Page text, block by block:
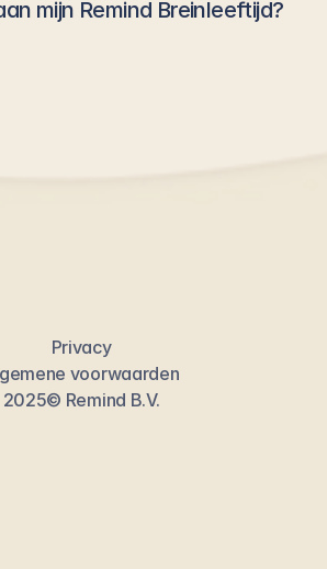
mijn Remind Breinleeftijd?
Privacy
voorwaarden
2025© Remind B.V.